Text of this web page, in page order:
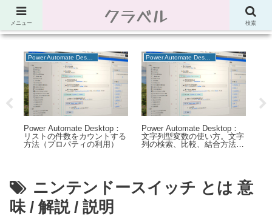
節約、こだわり、使い道。「決め手」がわかる比較サイト。でしたが最近は雑
多なブログ
Power Automate Desktop
Power Automate Desktop：
リストの件数をカウントする
方法（プロパティの利用）
Power Automate Desktop
Power Automate Desktop：
文字列型変数の使い方。文字
列の検索、比較、結合方法な
ニンテンドースイッチ とは 意
味 / 解説 / 説明
メニュー クラベル 検索